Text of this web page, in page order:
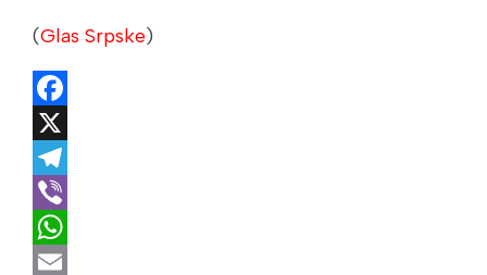
(Glas Srpske)
Facebook
X
Telegram
Viber
WhatsApp